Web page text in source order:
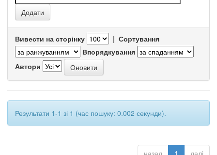
Вивести на сторінку | Сортування
Впорядкування
Автори
Результати 1-1 зі 1 (час пошуку: 0.002 секунди).
назад 1 далі